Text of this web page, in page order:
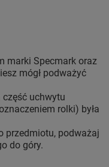
marki Specmark oraz
mógł podważyć
część uchwytu
rolki) była
przedmiotu, podważaj
do góry.